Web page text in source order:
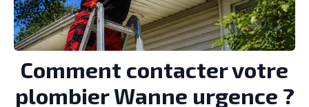
Comment contacter votre
plombier Wanne urgence ?